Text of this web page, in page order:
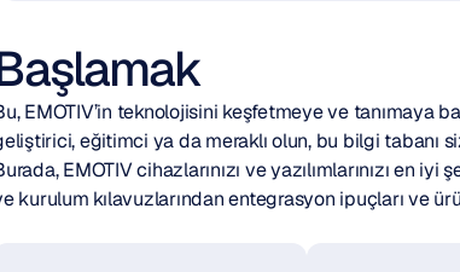
EMOTIV’in teknolojisini keşfetmeye ve tanımaya
eğitimci ya da meraklı olun, bu bilgi tabanı
EMOTIV cihazlarınızı ve yazılımlarınızı en
kurulum kılavuzlarından entegrasyon ipuçları ve